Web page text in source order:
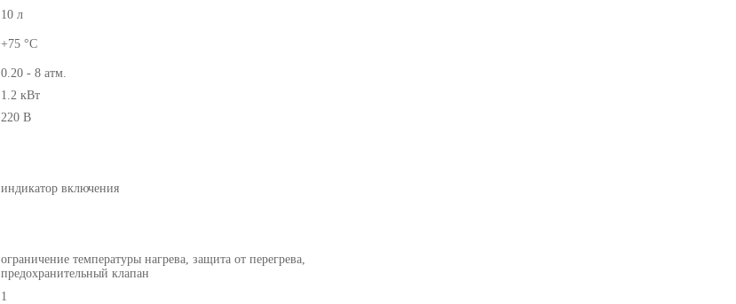
10 л
+75 °С
0.20 - 8 атм.
1.2 кВт
220 В
индикатор включения
ограничение температуры нагрева, защита от перегрева,
предохранительный клапан
1